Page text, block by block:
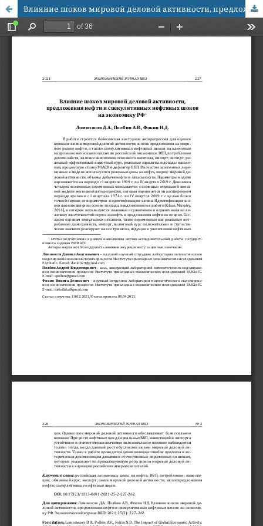
Влияние шоков мировой деловой активности, предложения нефти и спекулятивных нефтяных шоков на экономику РФ